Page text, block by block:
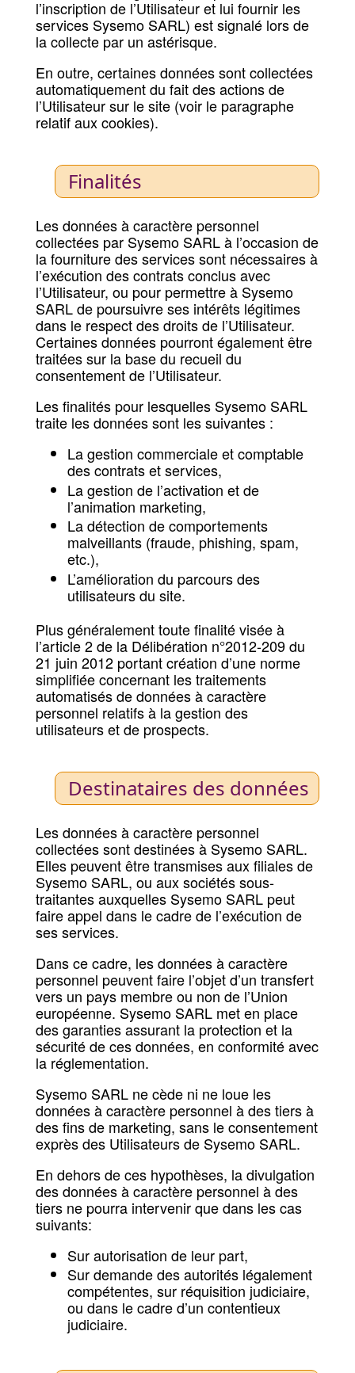
l’inscription de l’Utilisateur et lui fournir les
services Sysemo SARL) est signalé lors de
la collecte par un astérisque.
En outre, certaines données sont collectées
automatiquement du fait des actions de
l’Utilisateur sur le site (voir le paragraphe
relatif aux cookies).
Finalités
Les données à caractère personnel
collectées par Sysemo SARL à l’occasion de
la fourniture des services sont nécessaires à
l’exécution des contrats conclus avec
l’Utilisateur, ou pour permettre à Sysemo
SARL de poursuivre ses intérêts légitimes
dans le respect des droits de l’Utilisateur.
Certaines données pourront également être
traitées sur la base du recueil du
consentement de l’Utilisateur.
Les finalités pour lesquelles Sysemo SARL
traite les données sont les suivantes :
La gestion commerciale et comptable
des contrats et services,
La gestion de l’activation et de
l’animation marketing,
La détection de comportements
malveillants (fraude, phishing, spam,
etc.),
L’amélioration du parcours des
utilisateurs du site.
Plus généralement toute finalité visée à
l’article 2 de la Délibération n°2012-209 du
21 juin 2012 portant création d’une norme
simplifiée concernant les traitements
automatisés de données à caractère
personnel relatifs à la gestion des
utilisateurs et de prospects.
Destinataires des données
Les données à caractère personnel
collectées sont destinées à Sysemo SARL.
Elles peuvent être transmises aux filiales de
Sysemo SARL, ou aux sociétés sous-
traitantes auxquelles Sysemo SARL peut
faire appel dans le cadre de l’exécution de
ses services.
Dans ce cadre, les données à caractère
personnel peuvent faire l’objet d’un transfert
vers un pays membre ou non de l’Union
européenne. Sysemo SARL met en place
des garanties assurant la protection et la
sécurité de ces données, en conformité avec
la réglementation.
Sysemo SARL ne cède ni ne loue les
données à caractère personnel à des tiers à
des fins de marketing, sans le consentement
exprès des Utilisateurs de Sysemo SARL.
En dehors de ces hypothèses, la divulgation
des données à caractère personnel à des
tiers ne pourra intervenir que dans les cas
suivants:
Sur autorisation de leur part,
Sur demande des autorités légalement
compétentes, sur réquisition judiciaire,
ou dans le cadre d’un contentieux
judiciaire.